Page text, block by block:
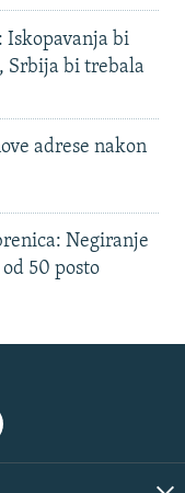
Iskopavanja bi
Srbija bi trebala
adrese nakon
Negiranje
50 posto